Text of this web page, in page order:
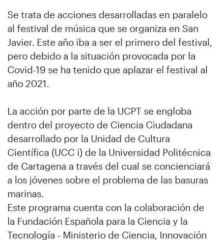
Se trata de acciones desarrolladas en paralelo
al festival de música que se organiza en San
Javier. Este año iba a ser el primero del festival,
pero debido a la situación provocada por la
Covid-19 se ha tenido que aplazar el festival al
año 2021.
La acción por parte de la UCPT se engloba
dentro del proyecto de Ciencia Ciudadana
desarrollado por la Unidad de Cultura
Científica (UCC i) de la Universidad Politécnica
de Cartagena a través del cual se concienciará
a los jóvenes sobre el problema de las basuras
marinas.
Este programa cuenta con la colaboración de
la Fundación Española para la Ciencia y la
Tecnología - Ministerio de Ciencia, Innovación